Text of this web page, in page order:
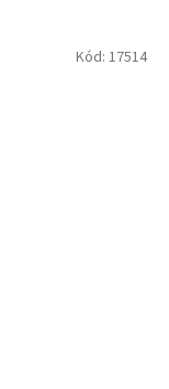
Kód: 17514